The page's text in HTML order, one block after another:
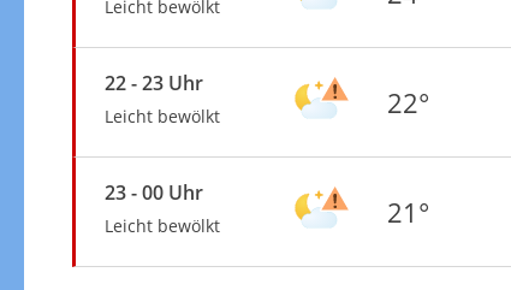
Leicht bewölkt
22 - 23 Uhr
Leicht bewölkt 22°
23 - 00 Uhr
Leicht bewölkt 21°